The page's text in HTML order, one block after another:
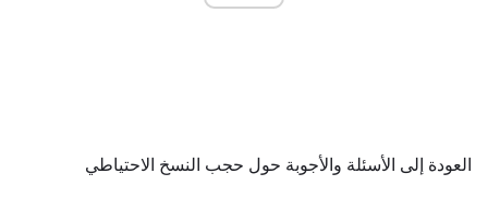
العودة إلى الأسئلة والأجوبة حول حجب النسخ الاحتياطي